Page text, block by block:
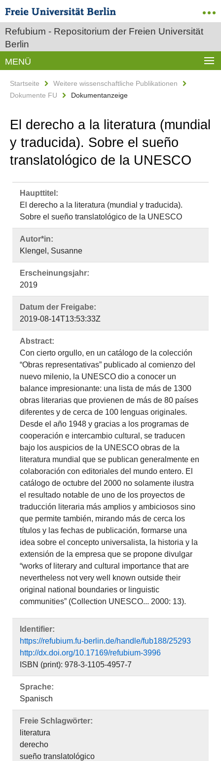
Refubium - Repositorium der Freien Universität
Berlin
MENÜ
Startseite
Weitere wissenschaftliche Publikationen
Dokumente FU
Dokumentanzeige
El derecho a la literatura (mundial
y traducida). Sobre el sueño
translatológico de la UNESCO
Haupttitel:
El derecho a la literatura (mundial y traducida).
Sobre el sueño translatológico de la UNESCO
Autor*in:
Klengel, Susanne
Erscheinungsjahr:
2019
Datum der Freigabe:
2019-08-14T13:53:33Z
Abstract:
Con cierto orgullo, en un catálogo de la colección
“Obras representativas” publicado al comienzo del
nuevo milenio, la UNESCO dio a conocer un
balance impresionante: una lista de más de 1300
obras literarias que provienen de más de 80 países
diferentes y de cerca de 100 lenguas originales.
Desde el año 1948 y gracias a los programas de
cooperación e intercambio cultural, se traducen
bajo los auspicios de la UNESCO obras de la
literatura mundial que se publican generalmente en
colaboración con editoriales del mundo entero. El
catálogo de octubre del 2000 no solamente ilustra
el resultado notable de uno de los proyectos de
traducción literaria más amplios y ambiciosos sino
que permite también, mirando más de cerca los
títulos y las fechas de publicación, formarse una
idea sobre el concepto universalista, la historia y la
extensión de la empresa que se propone divulgar
“works of literary and cultural importance that are
nevertheless not very well known outside their
original national boundaries or linguistic
communities” (Collection UNESCO... 2000: 13).
Identifier:
https://refubium.fu-berlin.de/handle/fub188/25293
http://dx.doi.org/10.17169/refubium-3996
ISBN (print): 978-3-1105-4957-7
Sprache:
Spanisch
Freie Schlagwörter:
literatura
derecho
sueño translatológico